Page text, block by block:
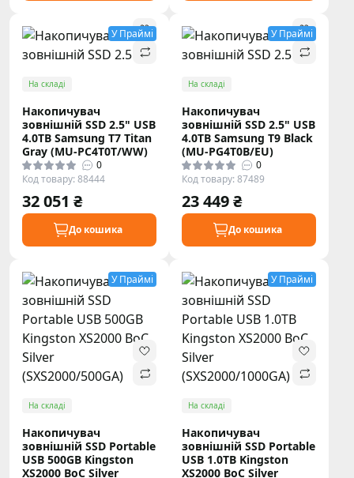
У Праймі
На складі
Накопичувач
зовнішній SSD 2.5" USB
4.0TB Samsung T7 Titan
Gray (MU-PC4T0T/WW)
0
Код товару: 88444
32 051 ₴
До кошика
У Праймі
На складі
Накопичувач
зовнішній SSD 2.5" USB
4.0TB Samsung T9 Black
(MU-PG4T0B/EU)
0
Код товару: 87489
23 449 ₴
До кошика
У Праймі
На складі
Накопичувач
зовнішній SSD Portable
USB 500GB Kingston
XS2000 BoC Silver
У Праймі
На складі
Накопичувач
зовнішній SSD Portable
USB 1.0ТB Kingston
XS2000 BoC Silver